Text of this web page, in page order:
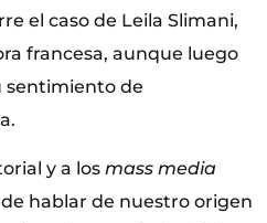
el caso de Leila Slimani,
francesa, aunque luego
sentimiento de
y a los mass media
hablar de nuestro origen